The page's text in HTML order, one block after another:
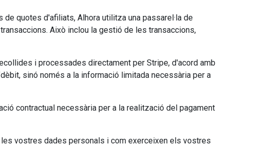
quotes d'afiliats, Alhora utilitza una passarel·la de
Això inclou la gestió de les transaccions,
i processades directament per Stripe, d'acord amb
sinó només a la informació limitada necessària per a
contractual necessària per a la realització del pagament
vostres dades personals i com exerceixen els vostres